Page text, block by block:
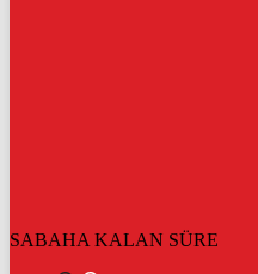
SABAHA KALAN SÜRE